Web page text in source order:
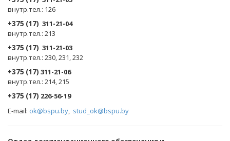
внутр.тел.: 126
+375 (17) 311-21-04
внутр.тел.: 213
+375 (17) 311-21-03
внутр.тел.: 230, 231, 232
+375 (17) 311-21-06
внутр.тел.: 214, 215
+375 (17) 226-56-19
E-mail: ok@bspu.by stud_ok@bspu.by